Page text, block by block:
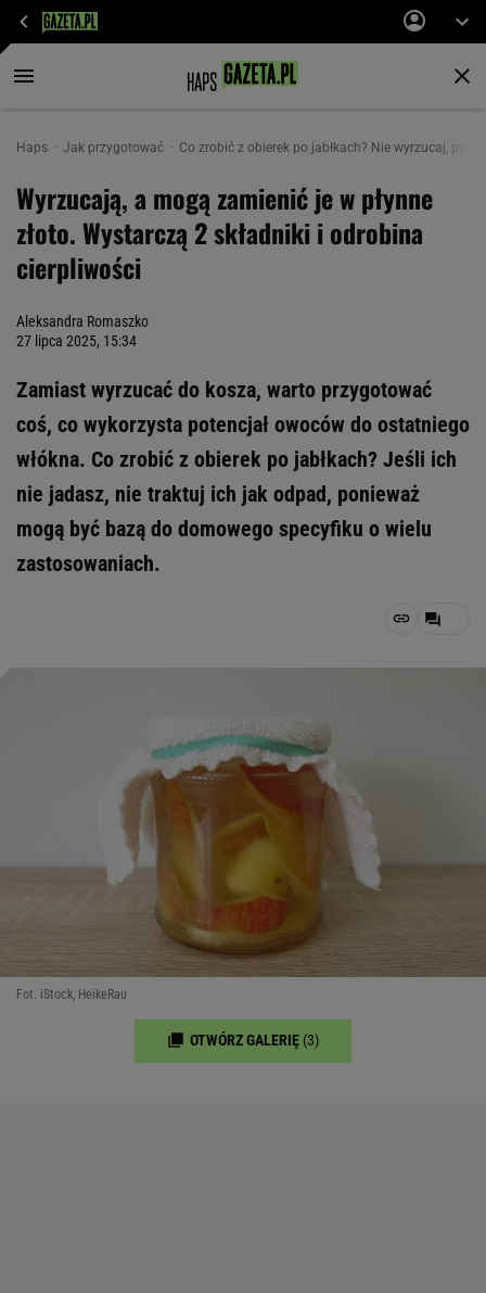
Haps Jak przygotować Co zrobić z obierek po jabłkach? Nie wyrzucaj,
Wyrzucają, a mogą zamienić je w płynne
złoto. Wystarczą 2 składniki i odrobina
cierpliwości
Aleksandra Romaszko
27 lipca 2025, 15:34
Zamiast wyrzucać do kosza, warto przygotować
coś, co wykorzysta potencjał owoców do ostatniego
włókna. Co zrobić z obierek po jabłkach? Jeśli ich
nie jadasz, nie traktuj ich jak odpad, ponieważ
mogą być bazą do domowego specyfiku o wielu
zastosowaniach.
Fot. iStock, HeikeRau
OTWÓRZ GALERIĘ (3)